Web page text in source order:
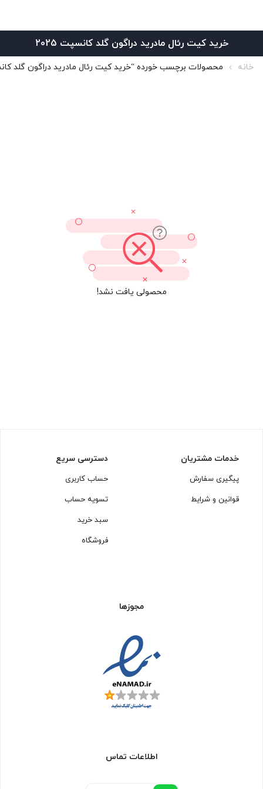
خرید کیت رئال مادرید دراگون گلد کانسپت 2025
خانه محصولات برچسب خورده “خرید کیت رئال مادرید دراگون گلد کانسپت
محصولی یافت نشد!
خدمات مشتریان
پیگیری سفارش
قوانین و شرایط
دسترسی سریع
حساب کاربری
تسویه حساب
سبد خرید
فروشگاه
مجوزها
اطلاعات تماس